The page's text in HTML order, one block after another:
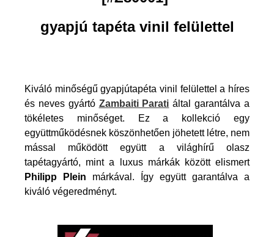
gyapjú tapéta vinil felülettel
Kiváló minőségű gyapjútapéta vinil felülettel a híres
és neves gyártó Zambaiti Parati által garantálva a
tökéletes minőséget. Ez a kollekció egy
együttműködésnek köszönhetően jöhetett létre, nem
mással működött együtt a világhírű olasz
tapétagyártó, mint a luxus márkák között elismert
Philipp Plein márkával. Így együtt garantálva a
kiváló végeredményt.